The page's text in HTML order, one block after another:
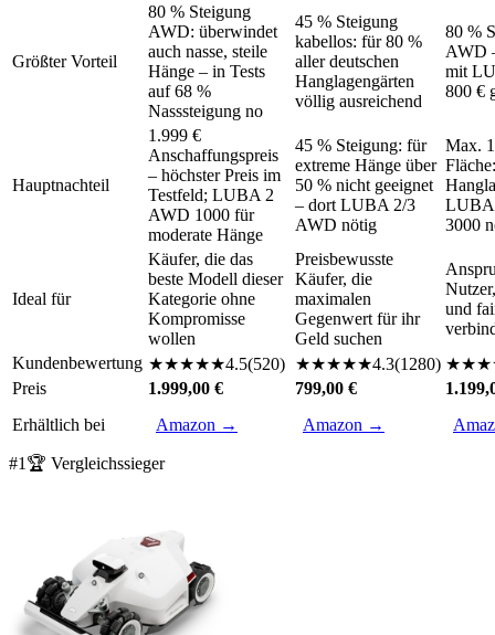
Größter Vorteil
80 % Steigung
AWD: überwindet
auch nasse, steile
Hänge – in Tests
auf 68 %
Nasssteigung no
45 % Steigung
kabellos: für 80 %
aller deutschen
Hanglagengärten
völlig ausreichend
80 %
AWD
mit
800 €
Hauptnachteil
1.999 €
Anschaffungspreis
– höchster Preis im
Testfeld; LUBA 2
AWD 1000 für
moderate Hänge
45 % Steigung: für
extreme Hänge über
50 % nicht geeignet
– dort LUBA 2/3
AWD nötig
Max.
3000
Ideal für
Käufer, die das
beste Modell dieser
Kategorie ohne
Kompromisse
wollen
Preisbewusste
Käufer, die
maximalen
Gegenwert für ihr
Geld suchen
und
Kundenbewertung ★★★★★4.5(520) ★★★★★4.3(1280) ★★★
Preis
1.999,00 € 799,00 €
Erhältlich bei
Amazon → Amazon →
#1 🏆 Vergleichssieger